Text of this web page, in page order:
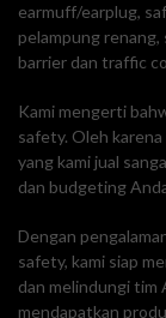
earmuff/earplug,
pelampung
barrier dan traffic
Kami mengerti
safety. Oleh
yang kami jual
dan budgeting
Dengan
safety, kami siap
dan melindungi tim
mendapatkan